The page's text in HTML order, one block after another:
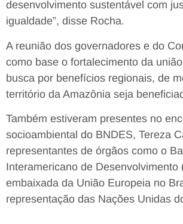
desenvolvimento sustentável com
igualdade”, disse Rocha.
A reunião dos governadores e do
como base o fortalecimento da
busca por benefícios regionais, de
território da Amazônia seja
Também estiveram presentes no
socioambiental do BNDES, Tereza
representantes de órgãos como o
Interamericano de Desenvolvimento
embaixada da União Europeia no
representação das Nações Unidas